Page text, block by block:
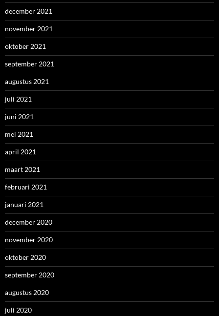
december 2021
november 2021
oktober 2021
september 2021
augustus 2021
juli 2021
juni 2021
mei 2021
april 2021
maart 2021
februari 2021
januari 2021
december 2020
november 2020
oktober 2020
september 2020
augustus 2020
juli 2020